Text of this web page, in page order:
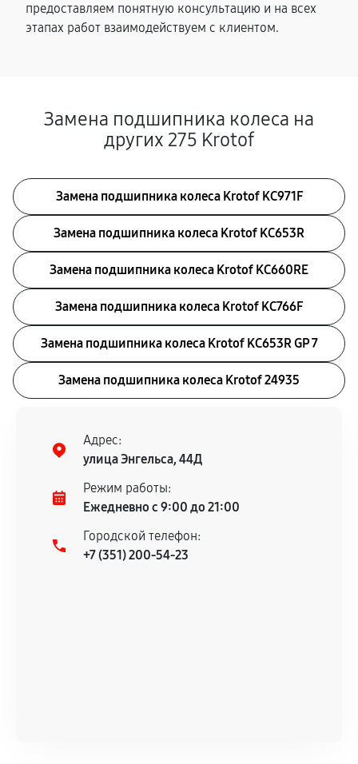
предоставляем понятную консультацию и на всех
этапах работ взаимодействуем с клиентом.
Замена подшипника колеса на
других 275 Krotof
Замена подшипника колеса Krotof KC971F
Замена подшипника колеса Krotof KC653R
Замена подшипника колеса Krotof KC660RE
Замена подшипника колеса Krotof KC766F
Замена подшипника колеса Krotof KC653R GP 7
Замена подшипника колеса Krotof 24935
Адрес:
улица Энгельса, 44Д
Режим работы:
Ежедневно с 9:00 до 21:00
Городской телефон:
+7 (351) 200-54-23